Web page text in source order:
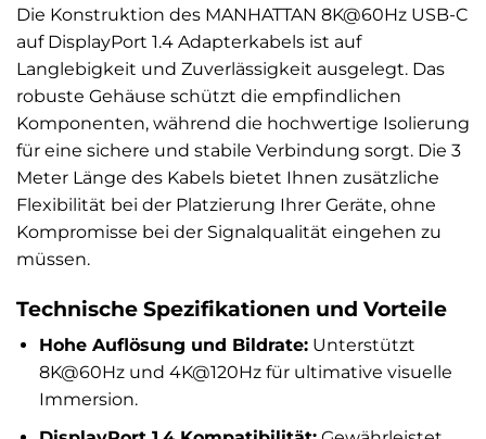
Die Konstruktion des MANHATTAN 8K@60Hz USB-C
auf DisplayPort 1.4 Adapterkabels ist auf
Langlebigkeit und Zuverlässigkeit ausgelegt. Das
robuste Gehäuse schützt die empfindlichen
Komponenten, während die hochwertige Isolierung
für eine sichere und stabile Verbindung sorgt. Die 3
Meter Länge des Kabels bietet Ihnen zusätzliche
Flexibilität bei der Platzierung Ihrer Geräte, ohne
Kompromisse bei der Signalqualität eingehen zu
müssen.
Technische Spezifikationen und Vorteile
Hohe Auflösung und Bildrate:Unterstützt
8K@60Hz und 4K@120Hz für ultimative visuelle
Immersion.